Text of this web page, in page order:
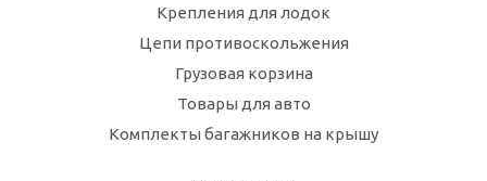
Крепления для лодок
Цепи противоскольжения
Грузовая корзина
Товары для авто
Комплекты багажников на крышу